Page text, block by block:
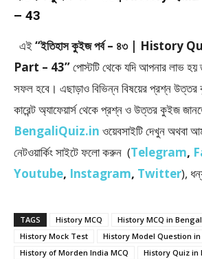
– 43
এই“ইতিহাস কুইজ পর্ব – ৪৩ | History
Part – 43”পোস্টটি থেকে যদি আপনার লাভ হয়
সফল হবে। এছাড়াও বিভিন্ন বিষয়ের প্রশ্ন
কারেন্ট অ্যাফেয়ার্স থেকে প্রশ্ন ও উত্তর কুইজ
BengaliQuiz.in ওয়েবসাইটি দেখুন অথবা
নেটওয়ার্কিং সাইটে ফলো করুন (Telegram,
Youtube, Instagram, Twitter),
TAGS History MCQ
History MCQ in
History Mock Test
History Model Question
History of Morden India MCQ
History Quiz in